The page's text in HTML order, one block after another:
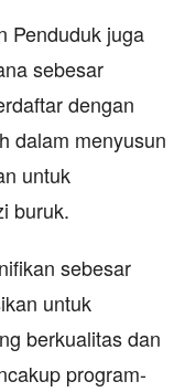
Penduduk juga
sebesar
dengan
dalam menyusun
untuk
buruk.
sebesar
untuk
berkualitas dan
program-